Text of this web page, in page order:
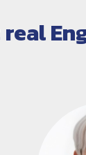
real